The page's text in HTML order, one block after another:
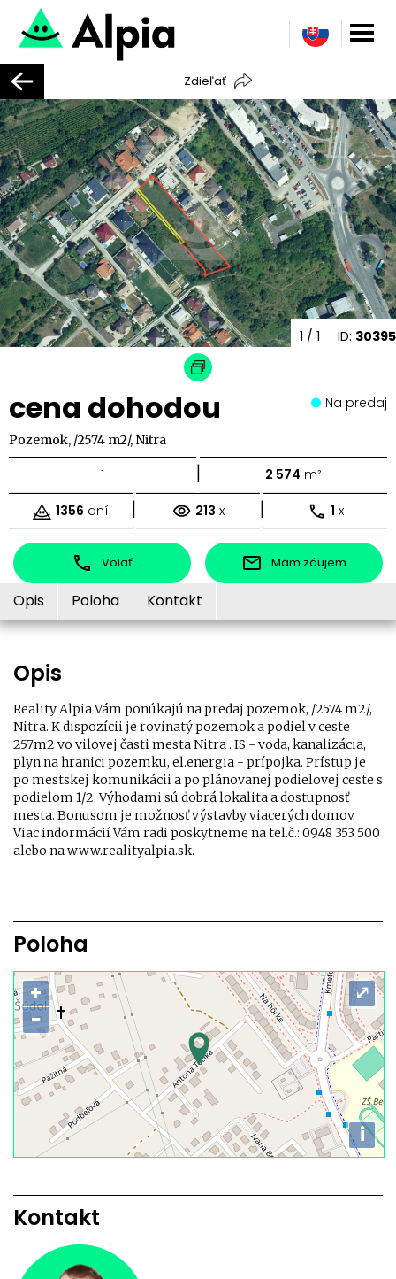
Zdieľať
ID: 30395
1 / 1
cena dohodou Na predaj
Pozemok, /2574 m2/, Nitra
1 | 2 574 m²
1356 dní | 213 x | 1 x
Volať Mám záujem
Opis Poloha Kontakt
Opis
Reality Alpia Vám ponúkajú na predaj pozemok, /2574 m2/,
Nitra. K dispozícii je rovinatý pozemok a podiel v ceste
257m2 vo vilovej časti mesta Nitra . IS - voda, kanalizácia,
plyn na hranici pozemku, el.energia - prípojka. Prístup je
po mestskej komunikácii a po plánovanej podielovej ceste s
podielom 1/2. Výhodami sú dobrá lokalita a dostupnosť
mesta. Bonusom je možnosť výstavby viacerých domov.
Viac indormácií Vám radi poskytneme na tel.č.: 0948 353 500
alebo na www.realityalpia.sk.
Poloha
+
−
i
⤢
Kontakt